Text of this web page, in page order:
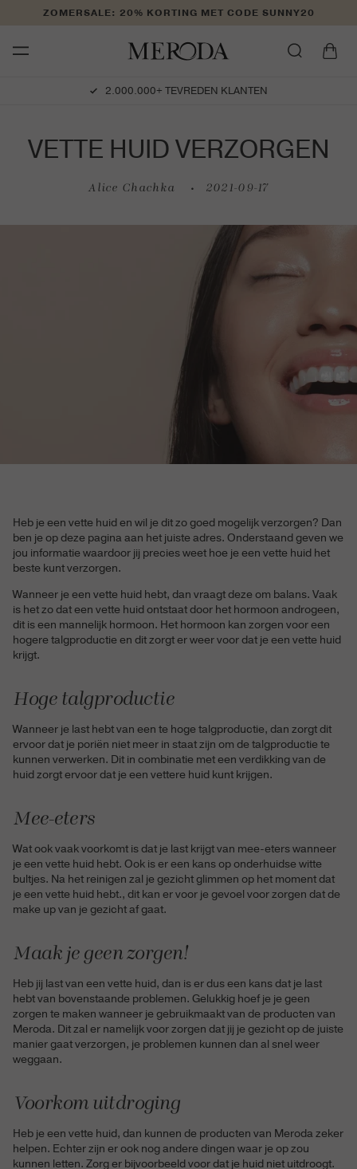
naar de
ZOMERSALE: 20% KORTING MET CODE SUNNY20
2.000.000+ TEVREDEN KLANTEN
VETTE HUID VERZORGEN
Alice Chachka 2021-09-17
Heb je een vette huid en wil je dit zo goed mogelijk verzorgen? Dan
ben je op deze pagina aan het juiste adres. Onderstaand geven we
jou informatie waardoor jij precies weet hoe je een vette huid het
beste kunt verzorgen.
Wanneer je een vette huid hebt, dan vraagt deze om balans. Vaak
is het zo dat een vette huid ontstaat door het hormoon androgeen,
dit is een mannelijk hormoon. Het hormoon kan zorgen voor een
hogere talgproductie en dit zorgt er weer voor dat je een vette huid
krijgt.
Hoge talgproductie
Wanneer je last hebt van een te hoge talgproductie, dan zorgt dit
ervoor dat je poriën niet meer in staat zijn om de talgproductie te
kunnen verwerken. Dit in combinatie met een verdikking van de
huid zorgt ervoor dat je een vettere huid kunt krijgen.
Mee-eters
Wat ook vaak voorkomt is dat je last krijgt van mee-eters wanneer
je een vette huid hebt. Ook is er een kans op onderhuidse witte
bultjes. Na het reinigen zal je gezicht glimmen op het moment dat
je een vette huid hebt., dit kan er voor je gevoel voor zorgen dat de
make up van je gezicht af gaat.
Maak je geen zorgen!
Heb jij last van een vette huid, dan is er dus een kans dat je last
hebt van bovenstaande problemen. Gelukkig hoef je je geen
zorgen te maken wanneer je gebruikmaakt van de producten van
Meroda. Dit zal er namelijk voor zorgen dat jij je gezicht op de juiste
manier gaat verzorgen, je problemen kunnen dan al snel weer
weggaan.
Voorkom uitdroging
Heb je een vette huid, dan kunnen de producten van Meroda zeker
helpen. Echter zijn er ook nog andere dingen waar je op zou
kunnen letten. Zorg er bijvoorbeeld voor dat je huid niet uitdroogt.